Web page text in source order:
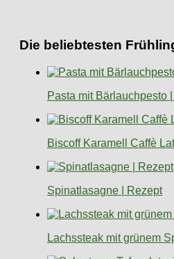
Die beliebtesten
Pasta mit Bärlauchpesto
Biscoff Karamell Caffè
Spinatlasagne | Rezept
Lachssteak mit grünem